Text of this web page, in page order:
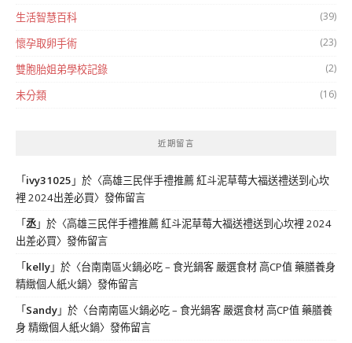
生活智慧百科 (39)
懷孕取卵手術 (23)
雙胞胎姐弟學校記錄 (2)
未分類 (16)
近期留言
「 ivy31025 」於〈高雄三民伴手禮推薦 紅斗泥草莓大福送禮送到心坎
裡 2024出差必買〉發佈留言
「丞」於〈高雄三民伴手禮推薦 紅斗泥草莓大福送禮送到心坎裡 2024
出差必買〉發佈留言
「 kelly」於〈台南南區火鍋必吃 – 食光鍋客 嚴選食材 高CP值 藥膳養身
精緻個人紙火鍋〉發佈留言
「 Sandy」於〈台南南區火鍋必吃 – 食光鍋客 嚴選食材 高CP值 藥膳養
身 精緻個人紙火鍋〉發佈留言